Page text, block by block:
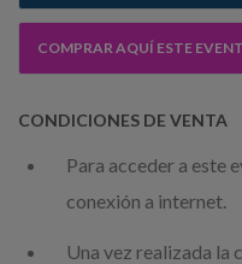
COMPRAR AQUÍ ESTE
CONDICIONES DE VENTA
Para acceder a este
conexión a internet.
Una vez realizada la